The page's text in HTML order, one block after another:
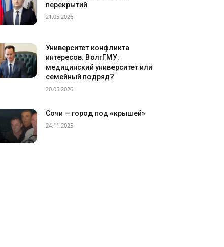
перекрытий
21.05.2026
Университет конфликта
интересов. ВолгГМУ:
медицинский университет или
семейный подряд?
20.05.2026
Сочи — город под «крышей»
24.11.2025